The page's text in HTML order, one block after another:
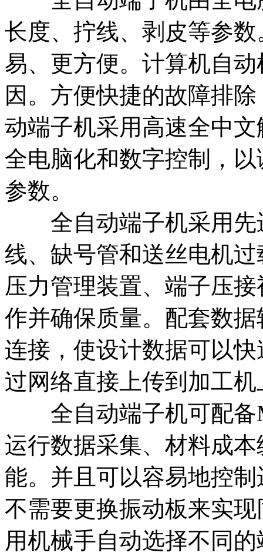
长度、拧线、剥皮等参
易、更方便。计算机自
因。方便快捷的故障排
动端子机采用高速全中
全电脑化和数字控制，
参数。
全自动端子机采用先
线、缺号管和送丝电机
压力管理装置、端子压
作并确保质量。配套数
连接，使设计数据可以
过网络直接上传到加工机
全自动端子机可配备
运行数据采集、材料成
能。并且可以容易地控
不需要更换振动板来实
用机械手自动选择不同